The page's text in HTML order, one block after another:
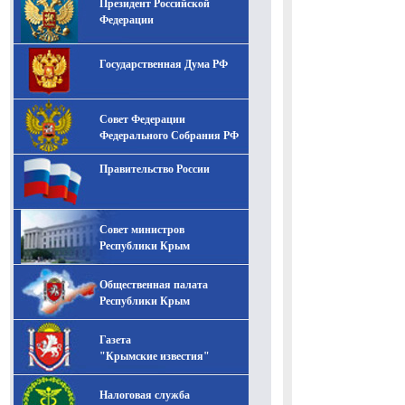
-- Лучшее, что можно сделать с хорошим советом, это
пропустить его мимо ушей. Он никогда не бывает
полезен никому, кроме того, кто его дал.
-- Люблю давать советы и очень не люблю, когда их
дают мне.
Президент Российской
Федерации
Государственная Дума РФ
Совет Федерации
Федерального Собрания РФ
Правительство России
Совет министров
Республики Крым
Общественная палата
Республики Крым
Газета
"Крымские известия"
Налоговая служба